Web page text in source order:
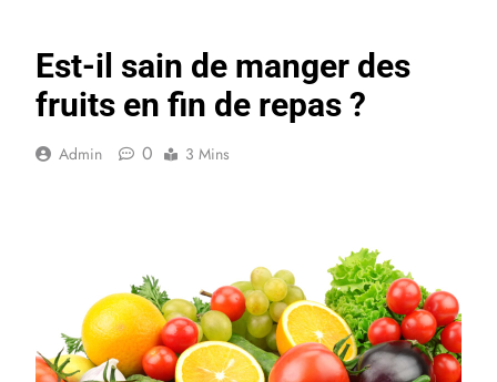
Est-il sain de manger des
fruits en fin de repas ?
Admin 0 3 Mins